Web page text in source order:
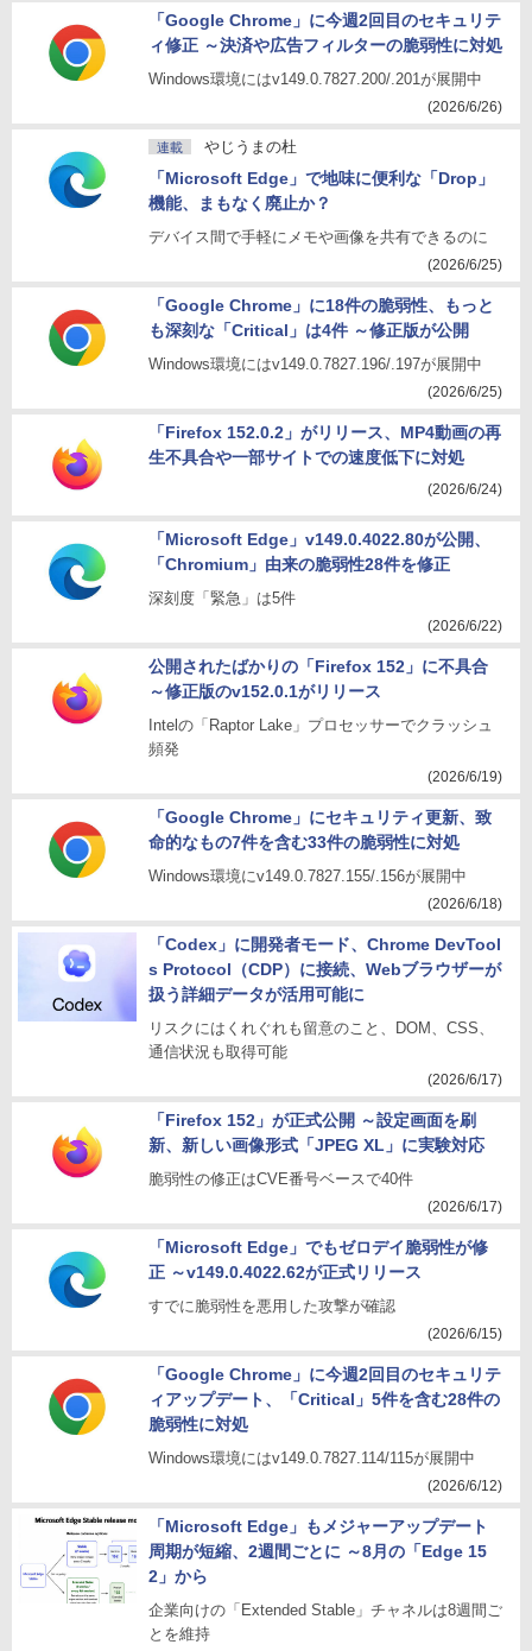
「Google Chrome」に今週2回目のセキュリテ
ィ修正 ～決済や広告フィルターの脆弱性に対処
Windows環境にはv149.0.7827.200/.201が展開中
(2026/6/26)
連載 やじうまの杜
「Microsoft Edge」で地味に便利な「Drop」
機能、まもなく廃止か？
デバイス間で手軽にメモや画像を共有できるのに
(2026/6/25)
「Google Chrome」に18件の脆弱性、もっと
も深刻な「Critical」は4件 ～修正版が公開
Windows環境にはv149.0.7827.196/.197が展開中
(2026/6/25)
「Firefox 152.0.2」がリリース、MP4動画の再
生不具合や一部サイトでの速度低下に対処
(2026/6/24)
「Microsoft Edge」v149.0.4022.80が公開、
「Chromium」由来の脆弱性28件を修正
深刻度「緊急」は5件
(2026/6/22)
公開されたばかりの「Firefox 152」に不具合
～修正版のv152.0.1がリリース
Intelの「Raptor Lake」プロセッサーでクラッシュ
頻発
(2026/6/19)
「Google Chrome」にセキュリティ更新、致
命的なもの7件を含む33件の脆弱性に対処
Windows環境にv149.0.7827.155/.156が展開中
(2026/6/18)
「Codex」に開発者モード、Chrome DevTool
s Protocol（CDP）に接続、Webブラウザーが
扱う詳細データが活用可能に
リスクにはくれぐれも留意のこと、DOM、CSS、
通信状況も取得可能
(2026/6/17)
「Firefox 152」が正式公開 ～設定画面を刷
新、新しい画像形式「JPEG XL」に実験対応
脆弱性の修正はCVE番号ベースで40件
(2026/6/17)
「Microsoft Edge」でもゼロデイ脆弱性が修
正 ～v149.0.4022.62が正式リリース
すでに脆弱性を悪用した攻撃が確認
(2026/6/15)
「Google Chrome」に今週2回目のセキュリテ
ィアップデート、「Critical」5件を含む28件の
脆弱性に対処
Windows環境にはv149.0.7827.114/115が展開中
(2026/6/12)
「Microsoft Edge」もメジャーアップデート
周期が短縮、2週間ごとに ～8月の「Edge 15
2」から
企業向けの「Extended Stable」チャネルは8週間ご
とを維持